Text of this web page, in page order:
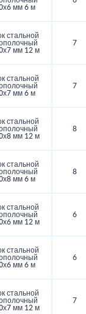
мм 6 м
стальной
мм 12 м
7
стальной
мм 6 м
7
стальной
мм 12 м
8
стальной
мм 6 м
8
стальной
мм 12 м
6
стальной
мм 6 м
6
стальной
мм 12 м
7